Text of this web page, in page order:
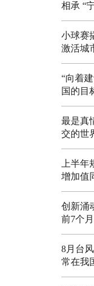
相承 “
小球赛
激活城
“向着
国的目
最是真
交的世
上半
增加值
创新涌
前7个
8月台
常在我